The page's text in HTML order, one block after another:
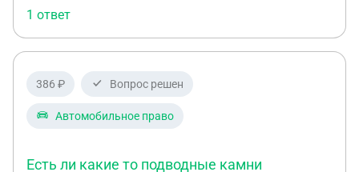
1 ответ
386 ₽ Вопрос решен
Автомобильное право
Есть ли какие то подводные камни